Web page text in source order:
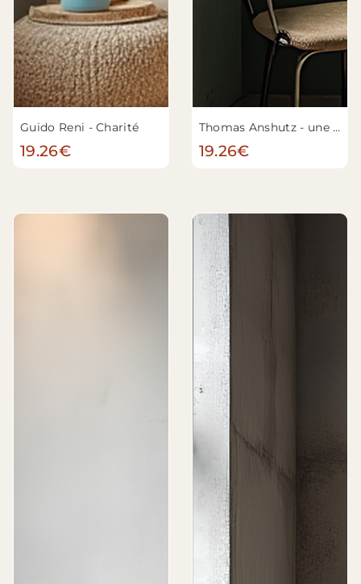
Guido Reni - Charité
19.26€
Thomas Anshutz - une rose
19.26€